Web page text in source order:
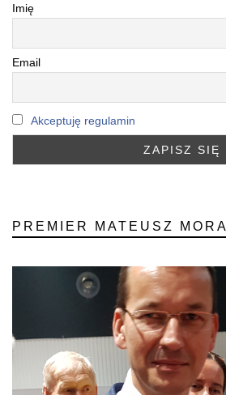
Imię
Email
Akceptuję regulamin
PREMIER MATEUSZ